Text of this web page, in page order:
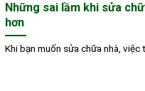
Những sai lầm khi sửa
hơn
Khi bạn muốn sửa chữa nhà, việc